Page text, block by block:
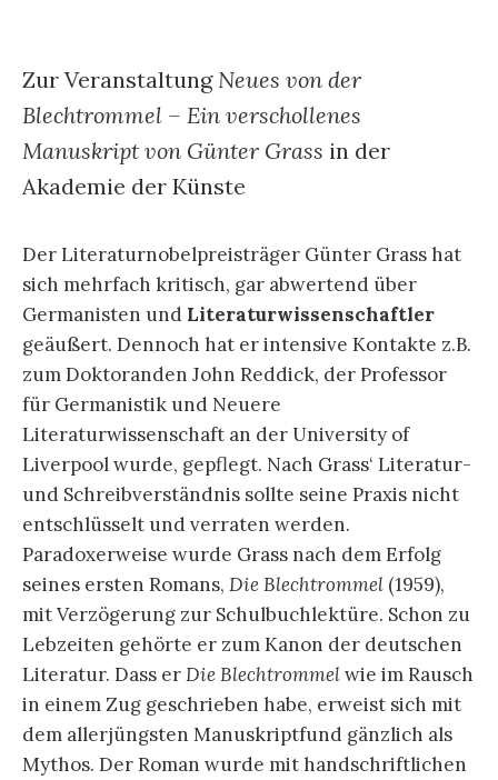
Zur Veranstaltung Neues von der
Blechtrommel – Ein verschollenes
Manuskript von Günter Grass in der
Akademie der Künste
Der Literaturnobelpreisträger Günter Grass hat
sich mehrfach kritisch, gar abwertend über
Germanisten und Literaturwissenschaftler
geäußert. Dennoch hat er intensive Kontakte z.B.
zum Doktoranden John Reddick, der Professor
für Germanistik und Neuere
Literaturwissenschaft an der University of
Liverpool wurde, gepflegt. Nach Grass‘ Literatur-
und Schreibverständnis sollte seine Praxis nicht
entschlüsselt und verraten werden.
Paradoxerweise wurde Grass nach dem Erfolg
seines ersten Romans, Die Blechtrommel (1959),
mit Verzögerung zur Schulbuchlektüre. Schon zu
Lebzeiten gehörte er zum Kanon der deutschen
Literatur. Dass erDie Blechtrommelwie im Rausch
in einem Zug geschrieben habe, erweist sich mit
dem allerjüngsten Manuskriptfund gänzlich als
Mythos. Der Roman wurde mit handschriftlichen